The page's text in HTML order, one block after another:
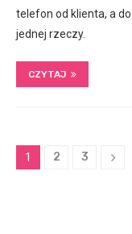
telefon od klienta, a
jednej rzeczy.
CZYTAJ
1 2 3